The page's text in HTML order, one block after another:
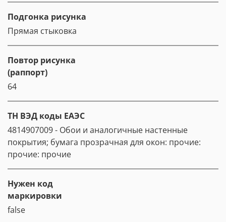
Подгонка рисунка
Прямая стыковка
Повтор рисунка
(раппорт)
64
ТН ВЭД коды ЕАЭС
4814907009 - Обои и аналогичные настенные
покрытия; бумага прозрачная для окон: прочие:
прочие: прочие
Нужен код
маркировки
false